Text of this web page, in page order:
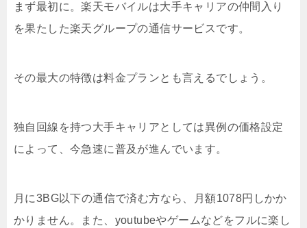
まず最初に。楽天モバイルは大手キャリアの仲間入り
を果たした楽天グループの通信サービスです。
その最大の特徴は料金プランとも言えるでしょう。
独自回線を持つ大手キャリアとしては異例の価格設定
によって、今急速に普及が進んでいます。
月に3BG以下の通信で済む方なら、月額1078円しかか
かりません。また、youtubeやゲームなどをフルに楽し